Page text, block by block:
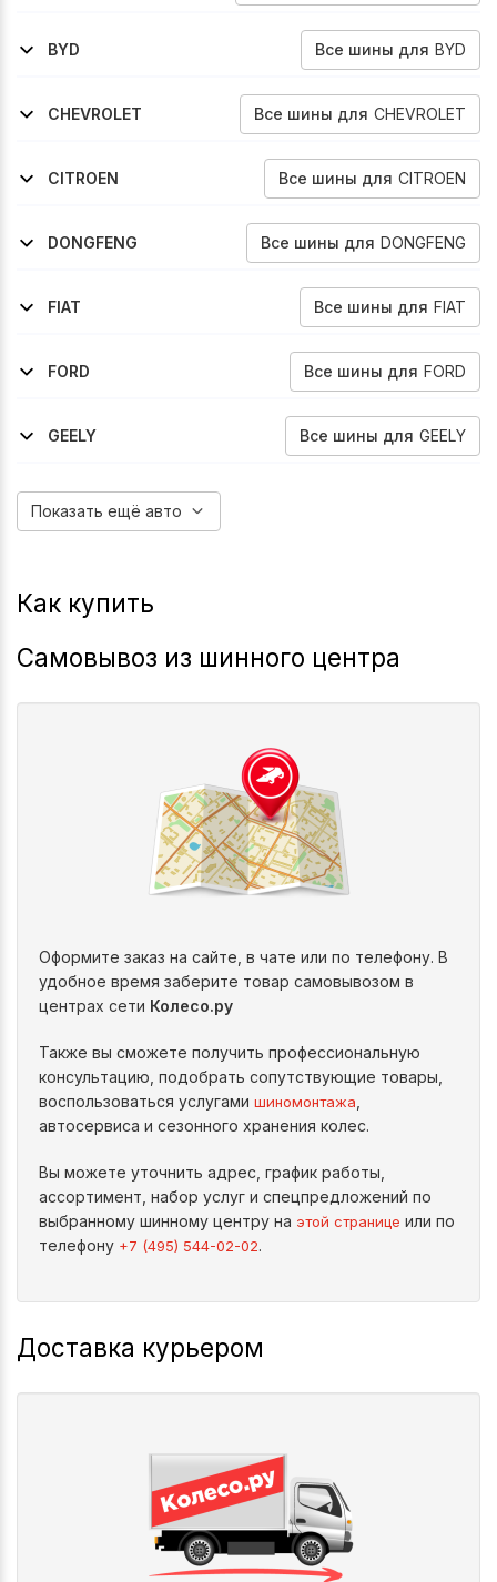
2000-2010
BYD
Все шины для BYD
2005-2013
2005-2013
CHEVROLET
Все шины для CHEVROLET
2004-2010
2005-2008
2004-2008
CITROEN
Все шины для CITROEN
2009-2016
DONGFENG
Все шины для DONGFENG
2014-2017
FIAT
Все шины для FIAT
2001-2005
2004-2010
2007-2016
1996-2002
1999-2004
2004-2010
FORD
Все шины для FORD
1994-2002
1998-2002
2008-2013
1998-2004
2002-2012
1996-2000
1999-2000
GEELY
Все шины для GEELY
Показать ещё авто
Как купить
Самовывоз из шинного центра
Оформите заказ на сайте, в чате или по телефону. В
удобное время заберите товар самовывозом в
центрах сети Колесо.ру
Также вы сможете получить профессиональную
консультацию, подобрать сопутствующие товары,
воспользоваться услугами шиномонтажа
автосервиса и сезонного хранения колес.
Вы можете уточнить адрес, график работы,
ассортимент, набор услуг и спецпредложений по
выбранному шинному центру на этой странице или по
телефону +7 (495) 544-02-02.
Доставка курьером